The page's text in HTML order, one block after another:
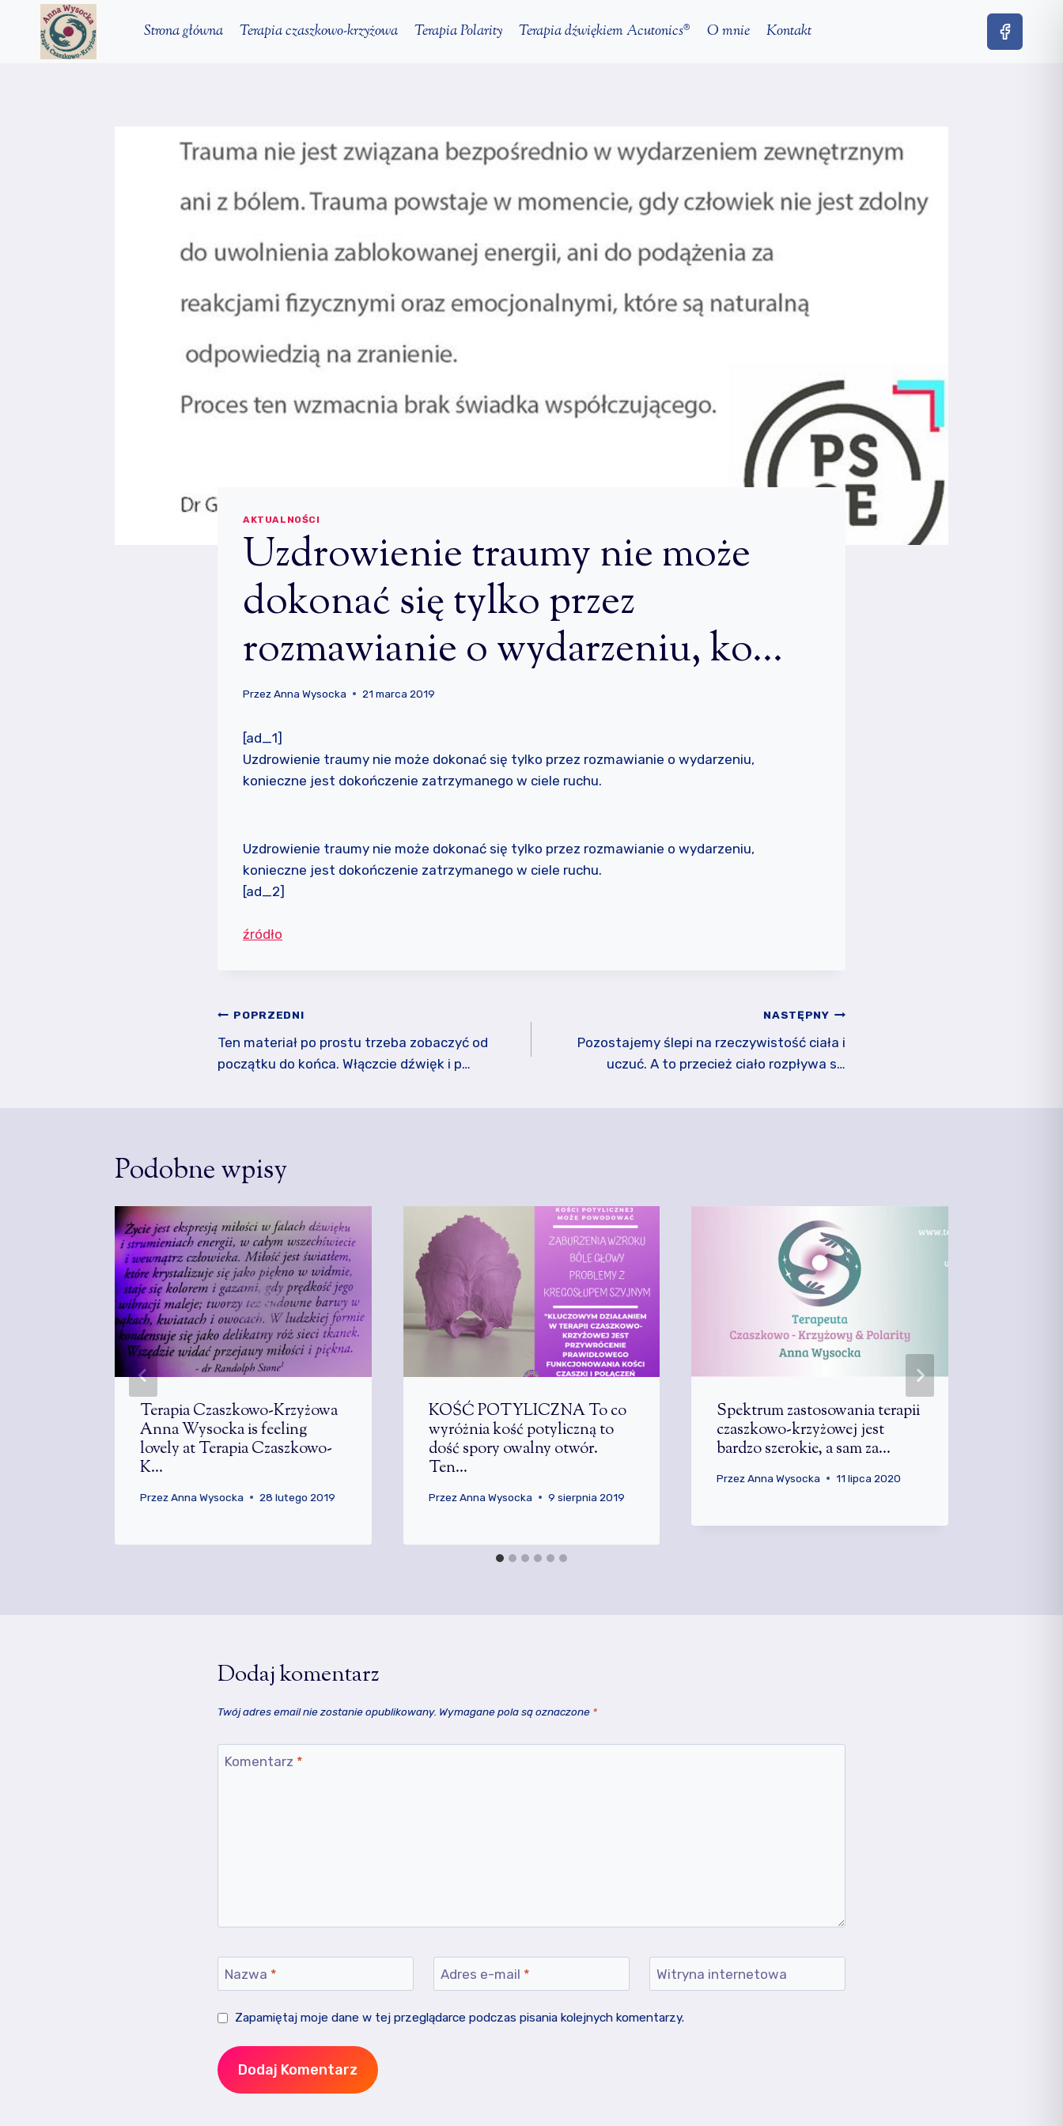
Strona główna Terapia czaszkowo-krzyżowa Terapia Polarity Terapia dźwiękiem Acutonics® O mnie Kontakt
AKTUALNOŚCI
Uzdrowienie traumy nie może
dokonać się tylko przez
rozmawianie o wydarzeniu, ko…
PrzezAnna Wysocka 21 marca 2019
[ad_1]
Uzdrowienie traumy nie może dokonać się tylko przez rozmawianie o wydarzeniu,
konieczne jest dokończenie zatrzymanego w ciele ruchu.
Uzdrowienie traumy nie może dokonać się tylko przez rozmawianie o wydarzeniu,
konieczne jest dokończenie zatrzymanego w ciele ruchu.
[ad_2]
źródło
Nawigacja
wpisu
POPRZEDNI
Ten materiał po prostu trzeba zobaczyć od
początku do końca. Włączcie dźwięk i p…
NASTĘPNY
Pozostajemy ślepi na rzeczywistość ciała i
uczuć. A to przecież ciało rozpływa s…
Podobne wpisy
Terapia Czaszkowo-Krzyżowa
Anna Wysocka is feeling
lovely at Terapia Czaszkowo-
K…
PrzezAnna Wysocka 28 lutego 2019
KOŚĆ POTYLICZNA To co
wyróżnia kość potyliczną to
dość spory owalny otwór.
Ten…
Przez Anna Wysocka 9 sierpnia 2019
Spektrum zastosowania terapii
czaszkowo-krzyżowej jest
bardzo szerokie, a sam za…
Przez Anna Wysocka 11 lipca 2020
Dodaj komentarz
Twój adres email nie zostanie opublikowany. Wymagane pola są oznaczone *
Komentarz *
Nazwa * Adres e-mail * Witryna internetowa
Zapamiętaj moje dane w tej przeglądarce podczas pisania kolejnych komentarzy.